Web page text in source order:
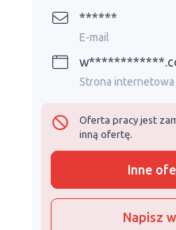
******
E-mail
Strona internetowa
Oferta pracy jest
inną ofertę.
Inne
Napisz